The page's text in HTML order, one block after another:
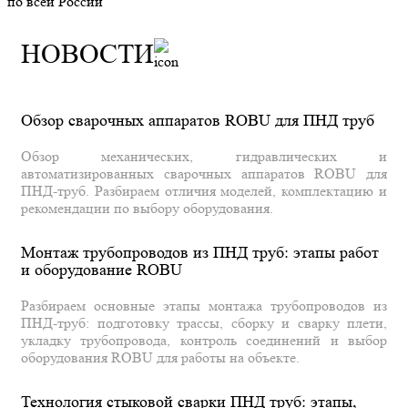
НОВОСТИ
Обзор сварочных аппаратов ROBU для ПНД труб
Обзор механических, гидравлических и
автоматизированных сварочных аппаратов ROBU для
ПНД-труб. Разбираем отличия моделей, комплектацию и
рекомендации по выбору оборудования.
Монтаж трубопроводов из ПНД труб: этапы работ
и оборудование ROBU
Разбираем основные этапы монтажа трубопроводов из
ПНД-труб: подготовку трассы, сборку и сварку плети,
укладку трубопровода, контроль соединений и выбор
оборудования ROBU для работы на объекте.
Технология стыковой сварки ПНД труб: этапы,